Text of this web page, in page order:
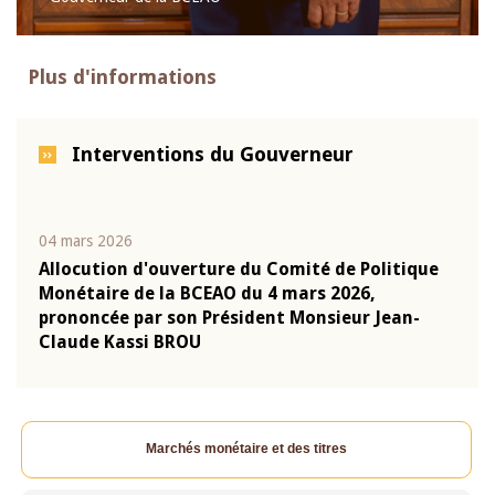
Plus d'informations
Interventions du Gouverneur
04 mars 2026
Allocution d'ouverture du Comité de Politique
Monétaire de la BCEAO du 4 mars 2026,
prononcée par son Président Monsieur Jean-
Claude Kassi BROU
Marchés monétaire et des titres